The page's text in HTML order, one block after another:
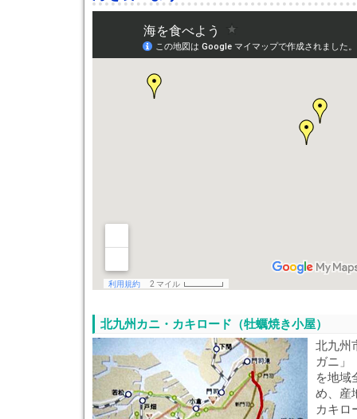
北九州カニ・カキロード（牡蠣焼き小屋）
北九州
ガニ」
を地域
め、産
カキロ